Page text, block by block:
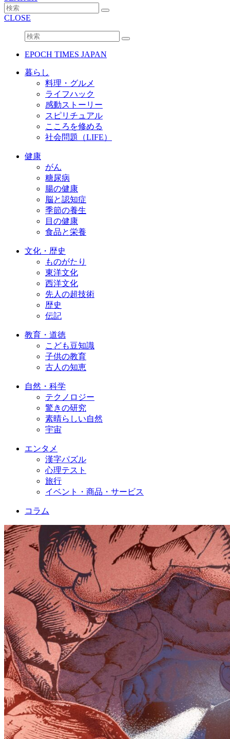
CLOSE
EPOCH TIMES JAPAN
暮らし
料理・グルメ
ライフハック
感動ストーリー
スピリチュアル
こころを修める
社会問題（LIFE）
健康
がん
糖尿病
腸の健康
脳と認知症
季節の養生
目の健康
食品と栄養
文化・歴史
ものがたり
東洋文化
西洋文化
先人の超技術
歴史
伝記
教育・道徳
こども豆知識
子供の教育
古人の知恵
自然・科学
テクノロジー
驚きの研究
素晴らしい自然
宇宙
エンタメ
漢字パズル
心理テスト
旅行
イベント・商品・サービス
コラム